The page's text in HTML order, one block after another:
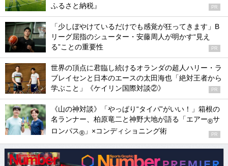
ふるさと納税』
PR
「少しぼやけているだけでも感覚が狂ってきます」B
リーグ屈指のシューター・安藤周人が明かす“見え
る”ことの重要性
PR
世界の頂点に君臨し続けるオランダの超人ハリー・ラ
ブレイセンと日本のエースの太田海也「絶対王者から
学ぶこと」《ケイリン国際対談②》
PR
《山の神対談》「やっぱり“タイパ”がいい！」箱根の
名ランナー、柏原竜二と神野大地が語る「エアー®サ
ロンパス® 」×コンディショニング術 PR